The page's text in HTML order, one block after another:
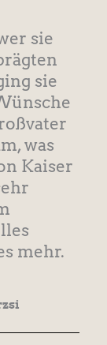
sie
sie
was
Kaiser
mehr.